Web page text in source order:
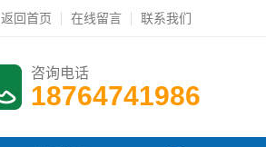
返回首页 在线留言 联系我们
咨询电话
18764741986